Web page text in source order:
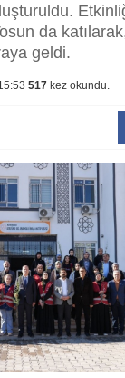
da
geldi.
517 kez okundu.